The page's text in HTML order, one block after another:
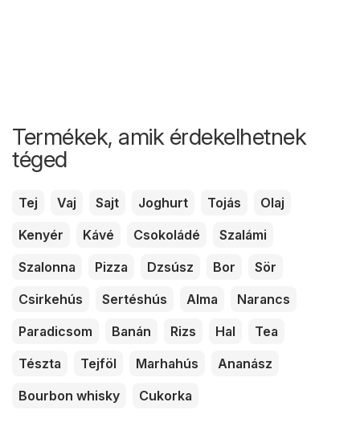
Termékek, amik érdekelhetnek
téged
Tej Vaj Sajt Joghurt Tojás
Olaj
Kenyér
Kávé Csokoládé
Szalámi
Szalonna
Pizza Dzsúsz Bor
Sör
Csirkehús
Sertéshús Alma
Narancs
Paradicsom
Banán Rizs Hal
Tea
Tészta
Tejföl Marhahús
Ananász
Bourbon whisky
Cukorka